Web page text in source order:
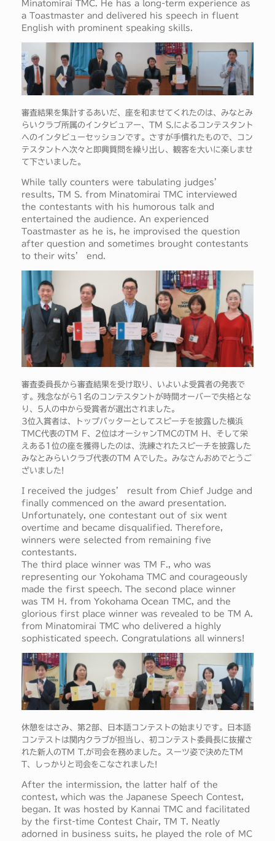
Minatomirai TMC. He has a long-term experience as
a Toastmaster and delivered his speech in fluent
English with prominent speaking skills.
審査結果を集計するあいだ、座を和ませてくれたのは、みなとみ
らいクラブ所属のインタビュアー、TM S.によるコンテスタント
へのインタビューセッションです。さすが手慣れたもので、コン
テスタントへ次々と即興質問を繰り出し、観客を大いに楽しませ
て下さいました。
While tally counters were tabulating judges’
results, TM S. from Minatomirai TMC interviewed
the contestants with his humorous talk and
entertained the audience. An experienced
Toastmaster as he is, he improvised the question
after question and sometimes brought contestants
to their wits’ end.
審査委員長から審査結果を受け取り、いよいよ受賞者の発表で
す。残念ながら1名のコンテスタントが時間オーバーで失格とな
り、5人の中から受賞者が選出されました。
3位入賞者は、トップバッターとしてスピーチを披露した横浜
TMC代表のTM F、2位はオーシャンTMCのTM H、そして栄
えある1位の座を獲得したのは、洗練されたスピーチを披露した
みなとみらいクラブ代表のTM Aでした。みなさんおめでとうご
ざいました!
I received the judges’ result from Chief Judge and
finally commenced on the award presentation.
Unfortunately, one contestant out of six went
overtime and became disqualified. Therefore,
winners were selected from remaining five
contestants.
The third place winner was TM F., who was
representing our Yokohama TMC and courageously
made the first speech. The second place winner
was TM H. from Yokohama Ocean TMC, and the
glorious first place winner was revealed to be TM A.
from Minatomirai TMC who delivered a highly
sophisticated speech. Congratulations all winners!
休憩をはさみ、第2部、日本語コンテストの始まりです。日本語
コンテストは関内クラブが担当し、初コンテスト委員長に抜擢さ
れた新人のTM T.が司会を務めました。スーツ姿で決めたTM
T、しっかりと司会をこなされました!
After the intermission, the latter half of the
contest, which was the Japanese Speech Contest,
began. It was hosted by Kannai TMC and facilitated
by the first-time Contest Chair, TM T. Neatly
adorned in business suits, he played the role of MC